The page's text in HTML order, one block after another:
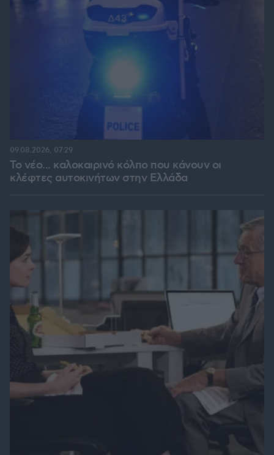
Το νέο... καλοκαιρινό κόλπο που κάνουν οι
κλέφτες αυτοκινήτων στην Ελλάδα
09.08.2026, 07:29